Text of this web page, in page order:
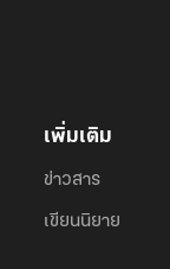
เพิ่มเติม
ข่าวสาร
เขียนนิยาย